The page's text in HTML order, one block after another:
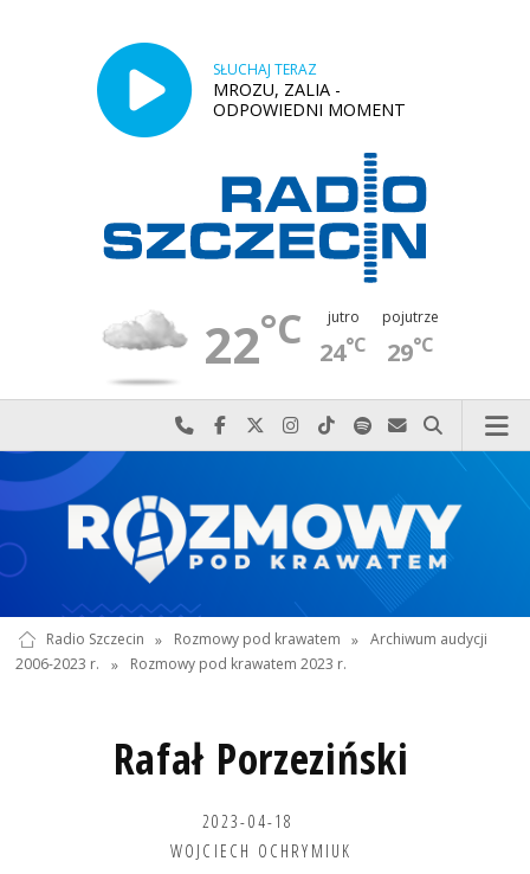
SŁUCHAJ TERAZ
MROZU, ZALIA -
ODPOWIEDNI MOMENT
22°C jutro
24°C
pojutrze
29°C
Najlepiej po prostu do nas zadzwoń
Odwiedź nas na Facebook-u
Odwiedź nas na X
Odwiedź nas na Instagram-ie
Odwiedź nas na TikTok-u
Szukaj nas na Spotify
Wyślij do nas
Szukaj
Radio Szczecin » Rozmowy pod krawatem » Archiwum audycji
2006-2023 r.
» Rozmowy pod krawatem 2023 r.
Rafał Porzeziński
2023-04-18
WOJCIECH OCHRYMIUK